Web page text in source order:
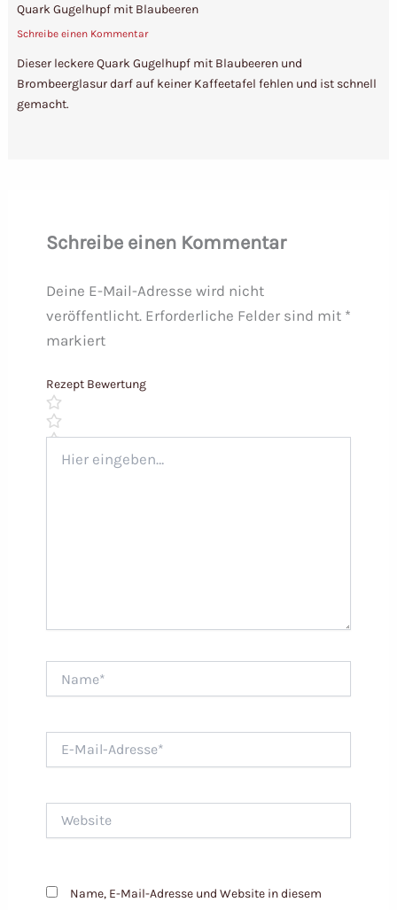
Quark Gugelhupf mit Blaubeeren
Schreibe einen Kommentar
Dieser leckere Quark Gugelhupf mit Blaubeeren und
Brombeerglasur darf auf keiner Kaffeetafel fehlen und ist schnell
gemacht.
Schreibe einen Kommentar
Deine E-Mail-Adresse wird nicht
veröffentlicht. Erforderliche Felder sind mit *
markiert
Rezept Bewertung
eingeben…
Mail-
Name, E-Mail-Adresse und Website in diesem